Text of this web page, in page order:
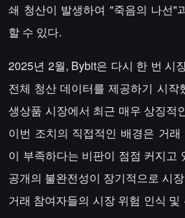
쇄 청산이 발생하여 "죽음의 나선"
할 수 있다.
2025년 2월, Bybit은 다시 한 번 시
전체 청산 데이터를 제공하기 시작
생상품 시장에서 최근 매우 상징적
이번 조치의 직접적인 배경은 거
이 부족하다는 비판이 점점 커지고
공개의 불완전성이 장기적으로 시
거래 참여자들의 시장 위험 인식